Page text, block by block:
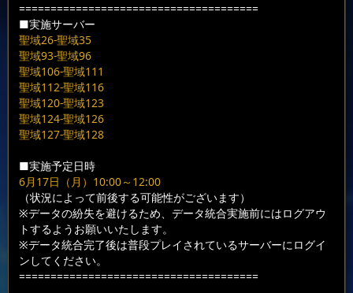
======================================
■実施サーバー
聖域26-聖域35
聖域93-聖域96
聖域106-聖域111
聖域112-聖域116
聖域120-聖域123
聖域124-聖域126
聖域127-聖域128
■実施予定日時
6月17日（月）10:00～12:00
（状況によって前後する可能性がございます）
※データの紛失を避けるため、データ統合実施前にはログアウ
トするようお願いいたします。
※データ統合完了後は普段プレイされているサーバーにログイ
ンしてください。
======================================